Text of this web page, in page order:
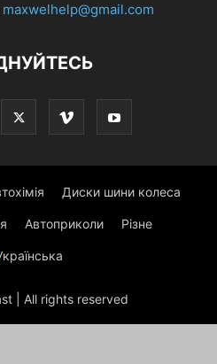
maxwelhelp@gmail.com
Диски шини колеса
Автоприколи Різне
| All rights reserved